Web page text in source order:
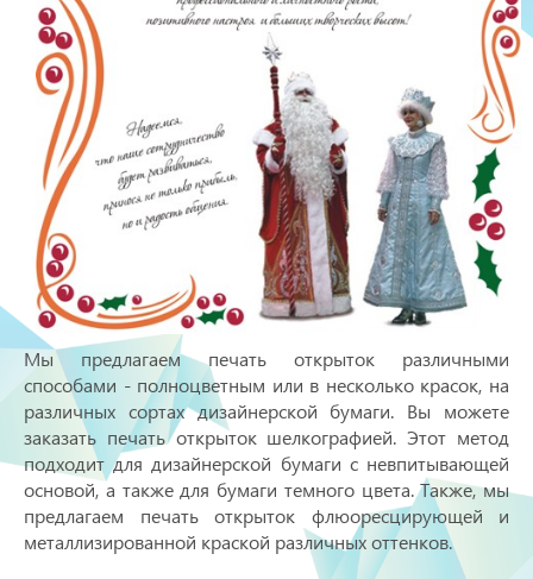
Мы предлагаем печать открыток различными
способами - полноцветным или в несколько красок, на
различных сортах дизайнерской бумаги. Вы можете
заказать печать открыток шелкографией. Этот метод
подходит для дизайнерской бумаги с невпитывающей
основой, а также для бумаги темного цвета. Также, мы
предлагаем печать открыток флюоресцирующей и
металлизированной краской различных оттенков.